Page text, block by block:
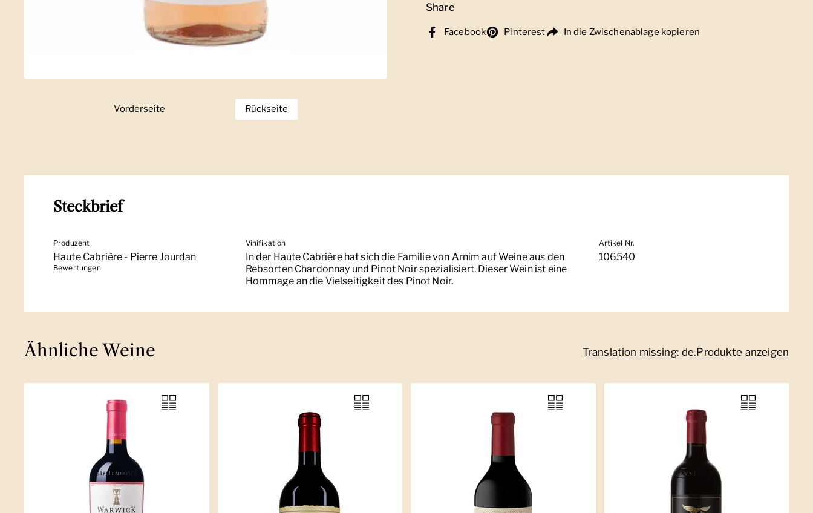
Zeige Folie 1
Vorderseite Zeige Folie 2
Rückseite
Share
Facebook Pinterest In die Zwischenablage kopieren
Steckbrief
Produzent
Haute Cabrière - Pierre Jourdan
Bewertungen
Vinifikation
In der Haute Cabrière hat sich die Familie von Arnim auf Weine aus den
Rebsorten Chardonnay und Pinot Noir spezialisiert. Dieser Wein ist eine
Hommage an die Vielseitigkeit des Pinot Noir.
Artikel Nr.
106540
Ähnliche Weine Translation missing: de.Produkte anzeigen